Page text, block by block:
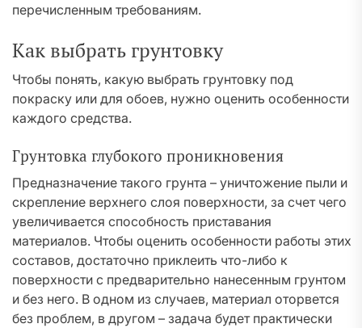
перечисленным требованиям.
Как выбрать грунтовку
Чтобы понять, какую выбрать грунтовку под
покраску или для обоев, нужно оценить особенности
каждого средства.
Грунтовка глубокого проникновения
Предназначение такого грунта – уничтожение пыли и
скрепление верхнего слоя поверхности, за счет чего
увеличивается способность приставания
материалов. Чтобы оценить особенности работы этих
составов, достаточно приклеить что-либо к
поверхности с предварительно нанесенным грунтом
и без него. В одном из случаев, материал оторвется
без проблем, в другом – задача будет практически